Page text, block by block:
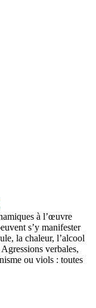
à l’œuvre
s’y manifester
la chaleur, l’alcool
verbales,
ou viols : toutes